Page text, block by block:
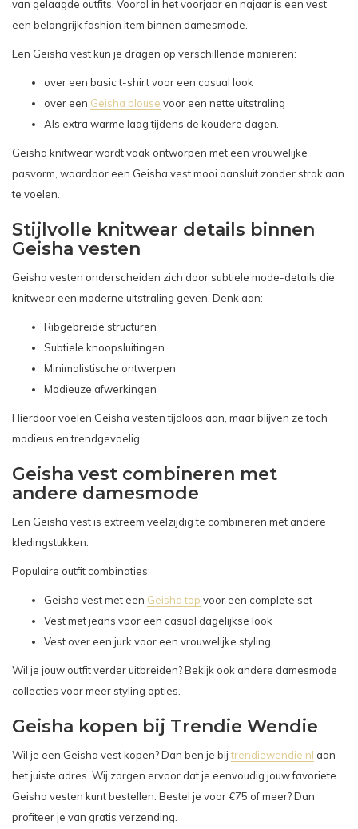
van gelaagde outfits. Vooral in het voorjaar en najaar is een vest
een belangrijk fashion item binnen damesmode.
Een Geisha vest kun je dragen op verschillende manieren:
over een basic t-shirt voor een casual look
over een Geisha blouse voor een nette uitstraling
Als extra warme laag tijdens de koudere dagen.
Geisha knitwear wordt vaak ontworpen met een vrouwelijke
pasvorm, waardoor een Geisha vest mooi aansluit zonder strak aan
te voelen.
Stijlvolle knitwear details binnen
Geisha vesten
Geisha vesten onderscheiden zich door subtiele mode-details die
knitwear een moderne uitstraling geven. Denk aan:
Ribgebreide structuren
Subtiele knoopsluitingen
Minimalistische ontwerpen
Modieuze afwerkingen
Hierdoor voelen Geisha vesten tijdloos aan, maar blijven ze toch
modieus en trendgevoelig.
Geisha vest combineren met
andere damesmode
Een Geisha vest is extreem veelzijdig te combineren met andere
kledingstukken.
Populaire outfit combinaties:
Geisha vest met een Geisha top voor een complete set
Vest met jeans voor een casual dagelijkse look
Vest over een jurk voor een vrouwelijke styling
Wil je jouw outfit verder uitbreiden? Bekijk ook andere damesmode
collecties voor meer styling opties.
Geisha kopen bij Trendie Wendie
Wil je een Geisha vest kopen? Dan ben je bijtrendiewendie.nl aan
het juiste adres. Wij zorgen ervoor dat je eenvoudig jouw favoriete
Geisha vesten kunt bestellen. Bestel je voor €75 of meer? Dan
profiteer je van gratis verzending.